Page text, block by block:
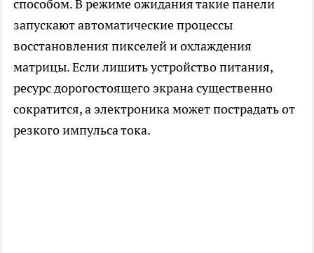
способом. В режиме ожидания такие панели
запускают автоматические процессы
восстановления пикселей и охлаждения
матрицы. Если лишить устройство питания,
ресурс дорогостоящего экрана существенно
сократится, а электроника может пострадать от
резкого импульса тока.